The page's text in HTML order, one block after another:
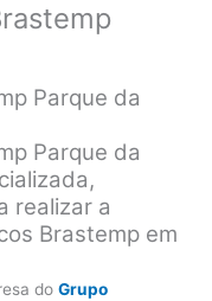
Parque da
Parque da
realizar a
Brastemp em
doGrupo